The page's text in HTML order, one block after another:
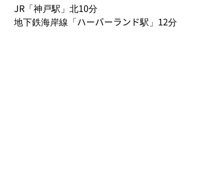
JR「神戸駅」北10分
地下鉄海岸線「ハーバーランド駅」12分